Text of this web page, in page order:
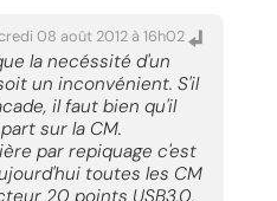
08 août 2012 à 16h02
la necéssité d'un
un inconvénient. S'il
il faut bien qu'il
sur la CM.
par repiquage c'est
toutes les CM